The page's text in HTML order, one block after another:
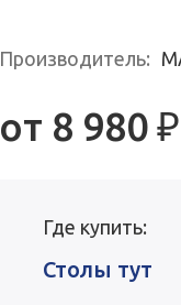
Производитель:
от 8 980₽
Где купить:
Столы тут